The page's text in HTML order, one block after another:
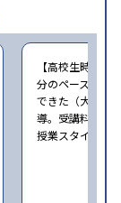
【高校生時の通
分のペースで進
できた（大学受
導。受講料は月
授業スタイル：